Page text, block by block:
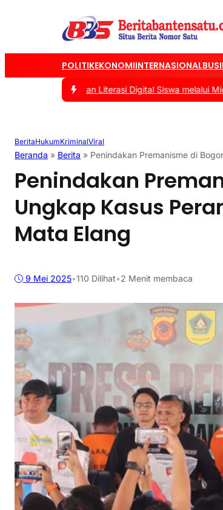
POLITIKEKONOMIINTERNASIONAL
Tingkatkan Literasi Digital Siswa melalui Microsoft
BeritaHukumKriminalViral
Beranda » Berita » Penindakan Premanisme di
Penindakan
Ungkap Kasus
Mata Elang
9 Mei 2025•110 Dilihat•2 Menit membaca